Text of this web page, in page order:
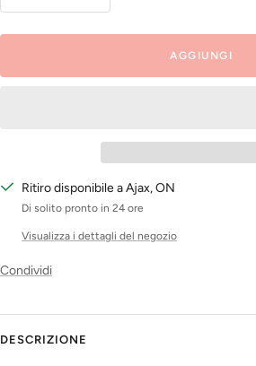
AGGIUNGI
Ritiro disponibile a Ajax, ON
Di solito pronto in 24 ore
Visualizza i dettagli del negozio
Condividi
DESCRIZIONE